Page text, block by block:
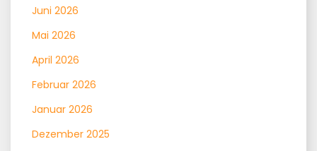
Juni 2026
Mai 2026
April 2026
Februar 2026
Januar 2026
Dezember 2025